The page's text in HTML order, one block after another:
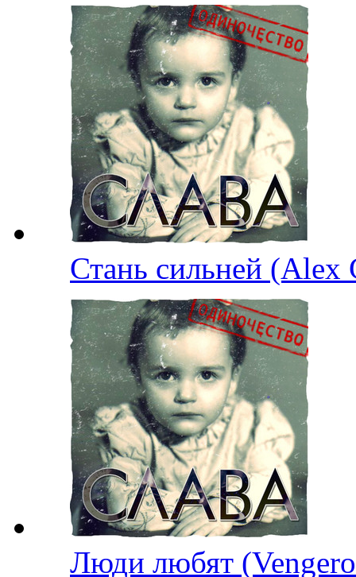
Стань сильней
Люди любят